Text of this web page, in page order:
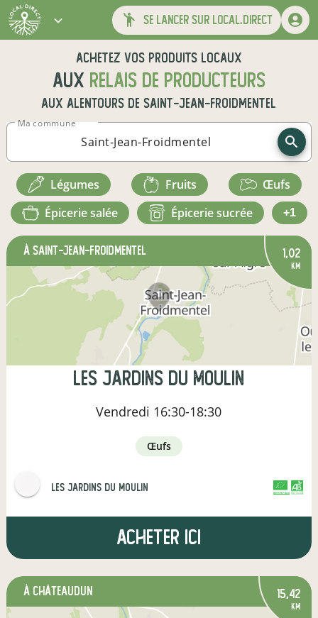
se lancer sur local.direct
Achetez vos produits locaux
aux relais de producteurs
aux alentours deSaint-Jean-Froidmentel
Ma commune
légumes fruits
œufs
épicerie salée
épicerie sucrée +1
à Saint-Jean-Froidmentel 1,02
km
Les Jardins du Moulin
Vendredi 16:30-18:30
œufs
Les Jardins du Moulin CERTIFIÉ PAR FR-BIO-01
AGRICULTURE FRANCE
Acheter ici
à Châteaudun 15,42
km